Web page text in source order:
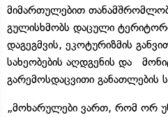
მიმართულებით
გულისხმობს დაცული
დაგეგმვის, ეკოტურიზმის
სახეობების აღდგენის და
გარემოსდაცვითი განათლების
„მოხარულები ვართ, რომ ორ